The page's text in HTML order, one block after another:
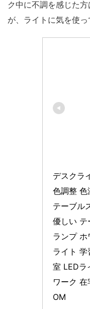
ク中に不調を感じた
が、ライトに気を使っ
デスクラ
色調整 色
テーブル
優しい テ
ランプ
ライト
室 LEDラ
ワーク
OM